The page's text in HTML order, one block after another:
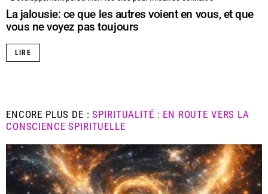
La jalousie: ce que les autres voient en vous, et que
vous ne voyez pas toujours
LIRE
ENCORE PLUS DE :SPIRITUALITÉ : EN ROUTE VERS LA
CONSCIENCE SPIRITUELLE